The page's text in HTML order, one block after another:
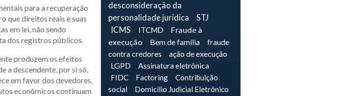
para a recuperação
que direitos reais e suas
em lei, não sendo
dos registros públicos.
produzem os efeitos
a descendente, por si só,
em favor dos devedores.
econômicos continuam
desconsideração da
personalidade jurídica
STJ
ICMS
ITCMD
Fraude à
execução
Bem de família
fraude
contra credores
ação de execução
LGPD
Assinatura eletrônica
FIDC Factoring
Contribuição
social
Domicílio Judicial Eletrônico